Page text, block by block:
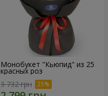
Монобукет "Кьюпид" из 25
красных роз
3 732 грн